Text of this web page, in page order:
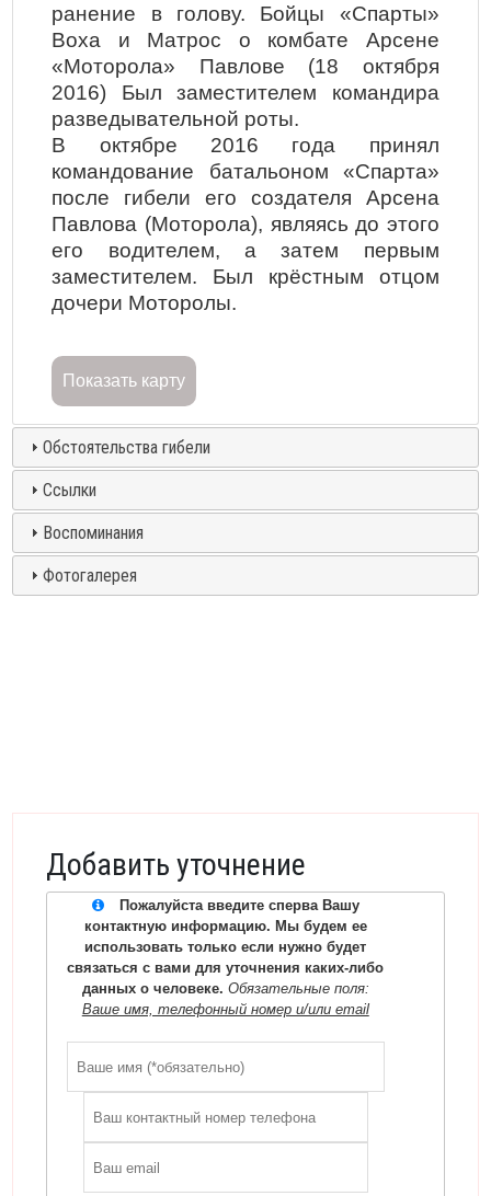
ранение в голову. Бойцы «Спарты»
Воха и Матрос о комбате Арсене
«Моторола» Павлове (18 октября
2016) Был заместителем командира
разведывательной роты.
В октябре 2016 года принял
командование батальоном «Спарта»
после гибели его создателя Арсена
Павлова (Моторола), являясь до этого
его водителем, а затем первым
заместителем. Был крёстным отцом
дочери Моторолы.
Показать карту
Обстоятельства гибели
Ссылки
Воспоминания
Фотогалерея
Добавить уточнение
Пожалуйста введите сперва Вашу
контактную информацию. Мы будем ее
использовать только если нужно будет
связаться с вами для уточнения каких-либо
данных о человеке. Обязательные поля:
Ваше имя, телефонный номер и/или email